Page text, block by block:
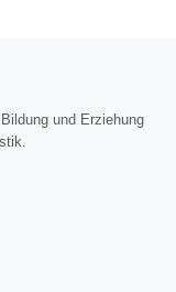
und Erziehung